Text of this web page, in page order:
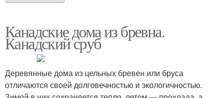
Канадские дома из бревна.
Канадский сруб
Деревянные дома из цельных бревен или бруса
отличаются своей долговечностью и экологичностью.